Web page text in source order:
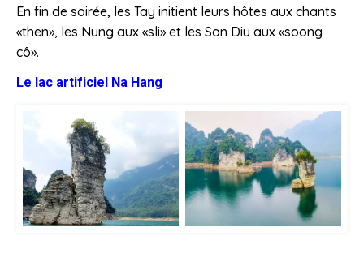
En fin de soirée, les Tay initient leurs hôtes aux chants
«then», les Nung aux «sli» et les San Diu aux «soong
cô».
Le lac artificiel Na Hang